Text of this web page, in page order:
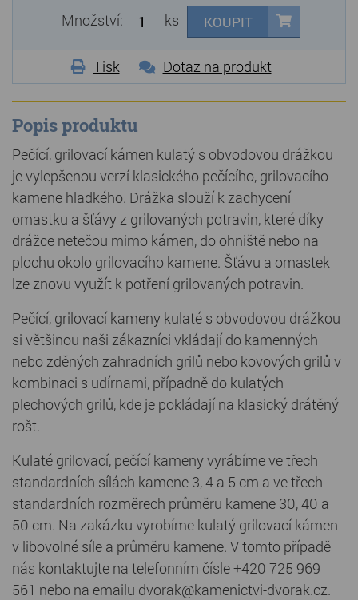
Množství: ks KOUPIT
Tisk Dotaz na produkt
Popis produktu
Pečící, grilovací kámen kulatý s obvodovou drážkou
je vylepšenou verzí klasického pečícího, grilovacího
kamene hladkého. Drážka slouží k zachycení
omastku a šťávy z grilovaných potravin, které díky
drážce netečou mimo kámen, do ohniště nebo na
plochu okolo grilovacího kamene. Šťávu a omastek
lze znovu využít k potření grilovaných potravin.
Pečící, grilovací kameny kulaté s obvodovou drážkou
si většinou naši zákazníci vkládají do kamenných
nebo zděných zahradních grilů nebo kovových grilů v
kombinaci s udírnami, případně do kulatých
plechových grilů, kde je pokládají na klasický drátěný
rošt.
Kulaté grilovací, pečící kameny vyrábíme ve třech
standardních sílách kamene 3, 4 a 5 cm a ve třech
standardních rozměrech průměru kamene 30, 40 a
50 cm. Na zakázku vyrobíme kulatý grilovací kámen
v libovolné síle a průměru kamene. V tomto případě
nás kontaktujte na telefonním čísle +420 725 969
561 nebo na emailu dvorak@kamenictvi-dvorak.cz.